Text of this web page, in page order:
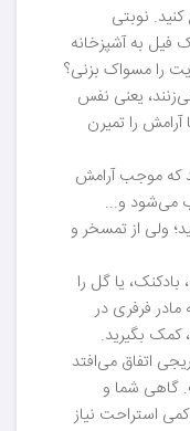
نوبتی
فیل به آشپزخانه
را مسواک بزنی؟
یعنی نفس
را تمیرن
که موجب آرامش
می‌شود و...
ولی از تمسخر و
یا گل را
فرفری در
کمک بگیرید.
اتفاق می‌افتد
گاهی شما و
استراحت نیاز